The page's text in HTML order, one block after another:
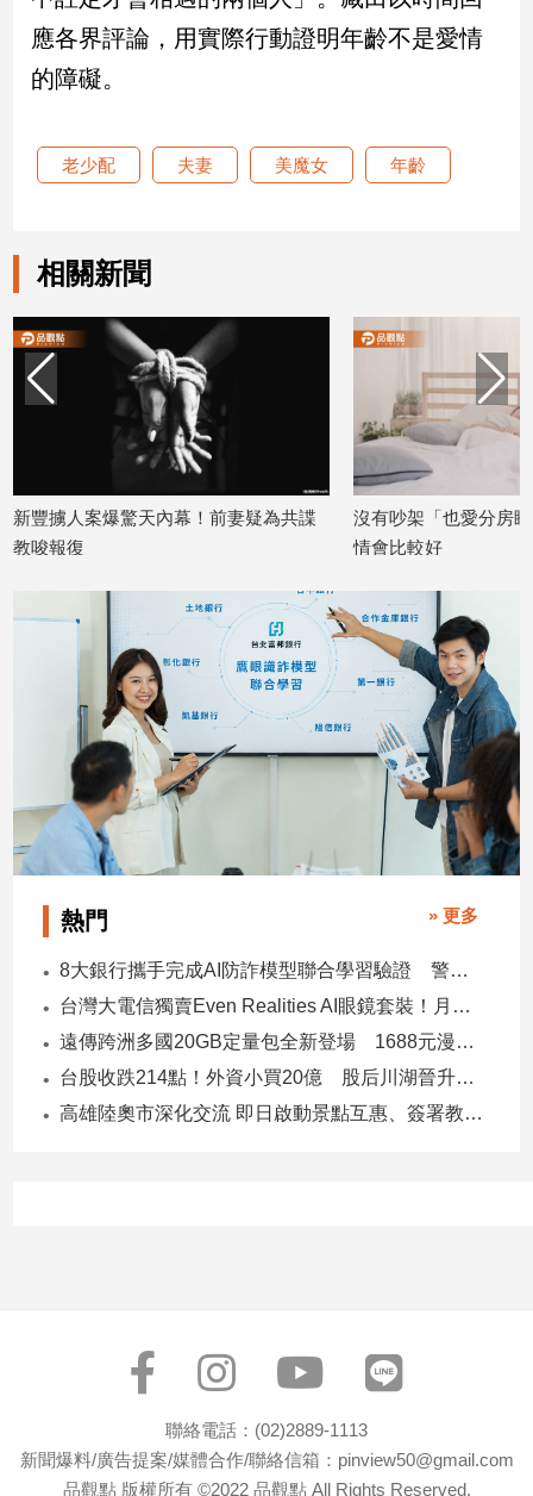
設
計
旅
理
消
費
健
康/
情
藝
術
技/
戲
運
動
寵
Pet
影
投
應各界評論，用實際行動證明年齡不是愛情
的障礙。
老少配 夫妻 美魔女 年齡
相關新聞
新豐擄人案爆驚天內幕！前妻疑為共諜
教唆報復
沒有吵架「也愛分房
情會比較好
熱門 » 更多
8大銀行攜手完成AI防詐模型聯合學習驗證 警示帳戶準確度提升2倍
台灣大電信獨賣Even Realities AI眼鏡套裝！月付1399元 專案價3990
遠傳跨洲多國20GB定量包全新登場 1688元漫遊逾百國家！
台股收跌214點！外資小買20億 股后川湖晉升萬金股
高雄陸奧市深化交流 即日啟動景點互惠、簽署教育合作MOU
聯絡電話：(02)2889-1113
新聞爆料/廣告提案/媒體合作/聯絡信箱：pinview50@gmail.com
品觀點 版權所有 ©2022 品觀點 All Rights Reserved.